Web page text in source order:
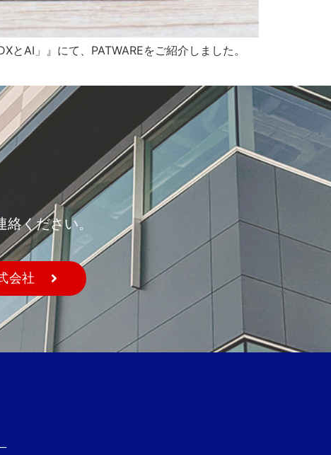
AI」』にて、PATWAREをご紹介しました。
ください。
会社